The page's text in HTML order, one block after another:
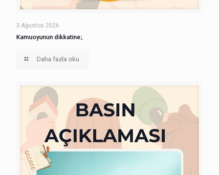
3 Ağustos 2026
Kamuoyunun dikkatine;
Daha fazla oku